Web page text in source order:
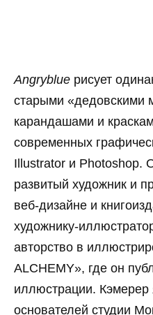
Angryblue рисует
старыми «дедовскими
карандашами и
современных
Illustrator и Photoshop.
развитый художник и
веб-дизайне и
художнику-
авторство в
ALCHEMY», где он
иллюстрации. Кэмерер
основателей студии